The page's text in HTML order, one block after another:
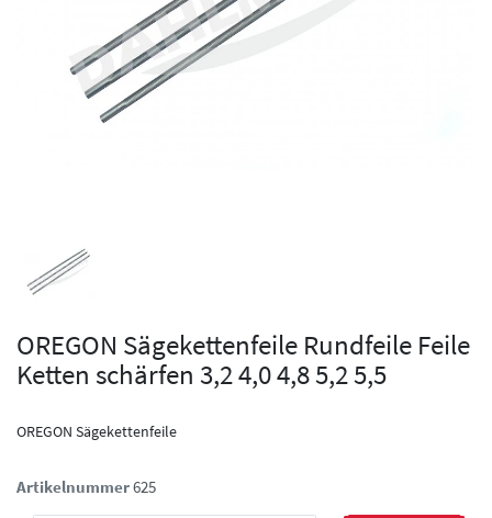
OREGON Sägekettenfeile Rundfeile Feile
Ketten schärfen 3,2 4,0 4,8 5,2 5,5
OREGON Sägekettenfeile
Artikelnummer625